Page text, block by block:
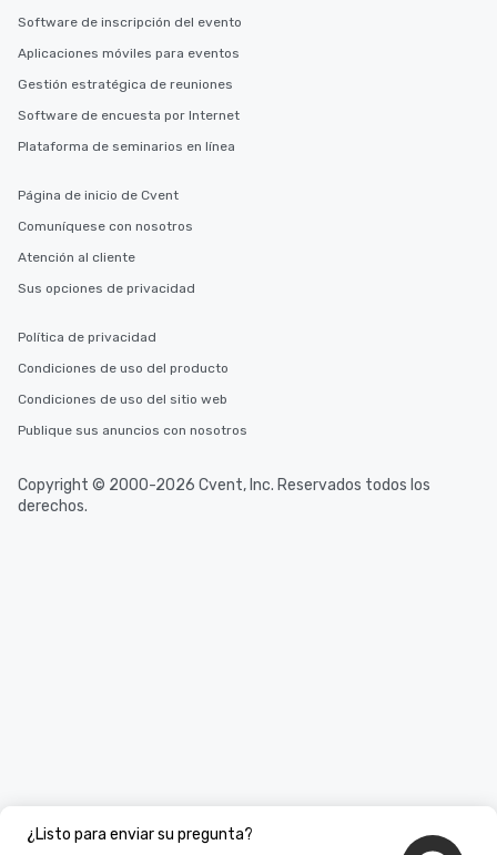
¿Listo para enviar su pregunta?
Software de inscripción del evento
Aplicaciones móviles para eventos
Gestión estratégica de reuniones
Software de encuesta por Internet
Plataforma de seminarios en línea
Página de inicio de Cvent
Comuníquese con nosotros
Atención al cliente
Sus opciones de privacidad
Política de privacidad
Condiciones de uso del producto
Condiciones de uso del sitio web
Publique sus anuncios con nosotros
Copyright © 2000-2026 Cvent, Inc. Reservados todos los
derechos.